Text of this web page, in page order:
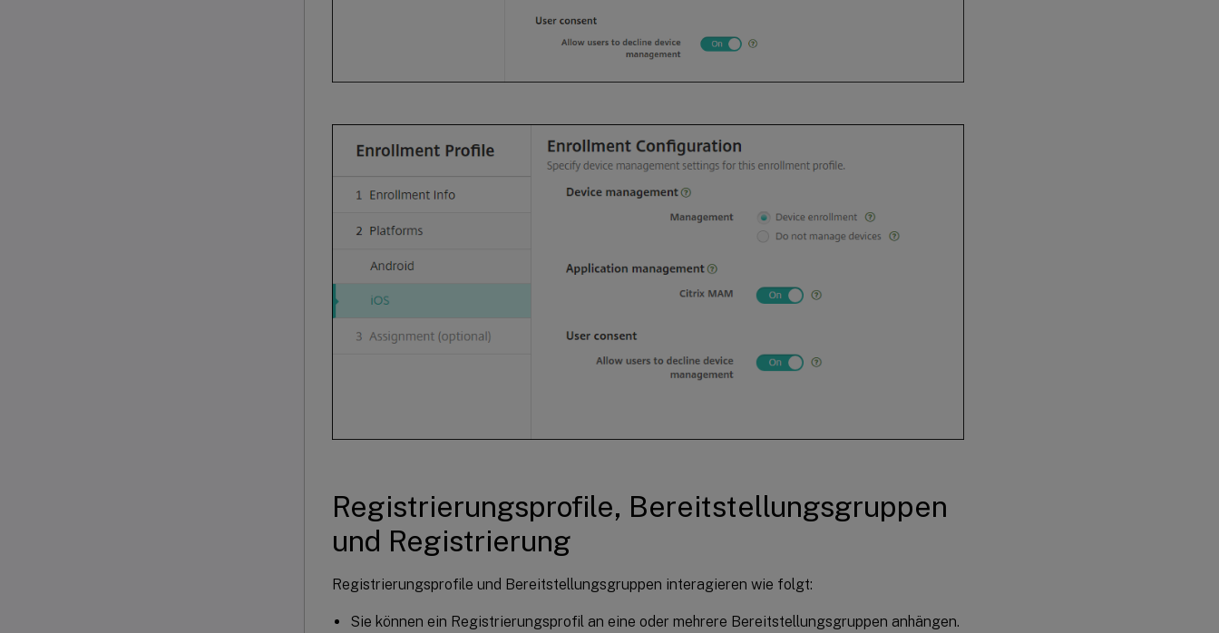
Registrierungsprofile, Bereitstellungsgruppen
und Registrierung
Registrierungsprofile und Bereitstellungsgruppen interagieren wie folgt:
Sie können ein Registrierungsprofil an eine oder mehrere Bereitstellungsgruppen anhängen.